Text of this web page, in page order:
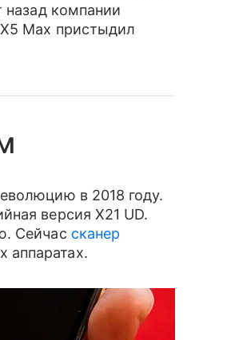
компании
Max пристыдил
в 2018 году.
версия X21 UD.
Сейчас сканер
аппаратах.